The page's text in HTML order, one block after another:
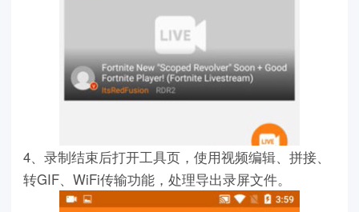
4、录制结束后打开工具页，使用视频编辑、拼接、
转GIF、WiFi传输功能，处理导出录屏文件。